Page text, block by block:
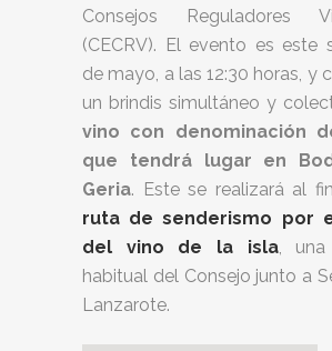
Consejos Reguladores
(CECRV). El evento es este
de mayo, a las 12:30 horas, y
un brindis simultáneo y
vino con denominación
que tendrá lugar en
Geria. Este se realizará al
ruta de senderismo por
del vino de la isla, una
habitual del Consejo junto a
Lanzarote.